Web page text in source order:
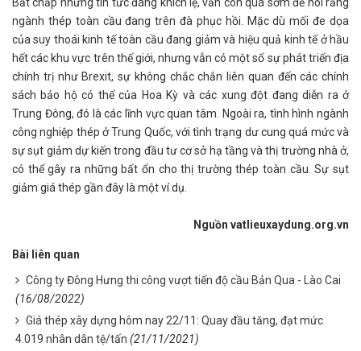
ngành thép toàn cầu đang trên đà phục hồi. Mặc dù mối đe dọa
của suy thoái kinh tế toàn cầu đang giảm và hiệu quả kinh tế ở hầu
hết các khu vực trên thế giới, nhưng vẫn có một số sự phát triển địa
chính trị như Brexit, sự không chắc chắn liên quan đến các chính
sách bảo hộ có thể của Hoa Kỳ và các xung đột đang diễn ra ở
Trung Đông, đó là các lĩnh vực quan tâm. Ngoài ra, tình hình ngành
công nghiệp thép ở Trung Quốc, với tình trạng dư cung quá mức và
sự sụt giảm dự kiến ​​trong đầu tư cơ sở hạ tầng và thị trường nhà ở,
có thể gây ra những bất ổn cho thị trường thép toàn cầu. Sự sụt
giảm giá thép gần đây là một ví dụ.
Nguồn vatlieuxaydung.org.vn
Bài liên quan
Công ty Đông Hưng thi công vượt tiến độ cầu Bản Qua - Lào Cai
(16/08/2022)
Giá thép xây dựng hôm nay 22/11: Quay đầu tăng, đạt mức
4.019 nhân dân tệ/tấn (21/11/2021)